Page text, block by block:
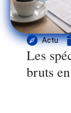
Actu
Les
bruts